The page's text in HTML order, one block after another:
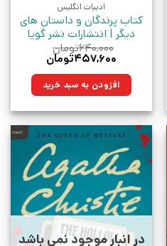
ادبیات انگلیس
کتاب پرندگان و داستان های
دیگر | انتشارات نشر گویا
۶۴۰,۰۰۰تومان
قیمت
۶۴۰,۰۰۰تومان
بود.
۴۵۷,۶۰۰تومان
۴۵۷,۶۰۰تومان.افزودن به سبد خرید
در انبار موجود نمی باشد